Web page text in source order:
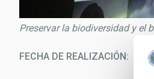
Preservar la biodiversidad y el
FECHA DE REALIZACIÓN